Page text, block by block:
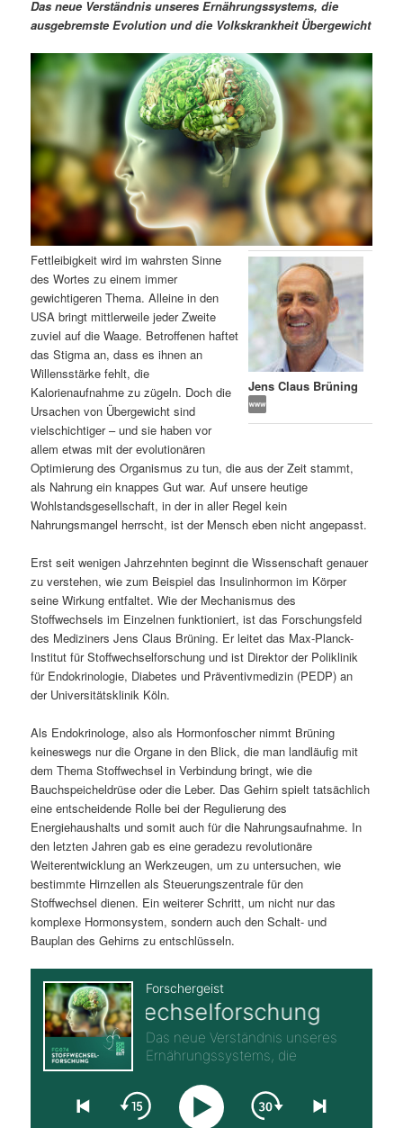
r
n
I
n
a
l
t
s
p
r
n
g
e
n
d
r
e
n
n
h
a
l
t
s
r
i
n
g
e
n
n
a
i
g
i
o
n
Das neue Verständnis unseres Ernährungssystems, die
ausgebremste Evolution und die Volkskrankheit Übergewicht
Jens Claus Brüning
Fettleibigkeit wird im wahrsten Sinne
des Wortes zu einem immer
gewichtigeren Thema. Alleine in den
USA bringt mittlerweile jeder Zweite
zuviel auf die Waage. Betroffenen haftet
das Stigma an, dass es ihnen an
Willensstärke fehlt, die
Kalorienaufnahme zu zügeln. Doch die
Ursachen von Übergewicht sind
vielschichtiger – und sie haben vor
allem etwas mit der evolutionären
Optimierung des Organismus zu tun, die aus der Zeit stammt,
als Nahrung ein knappes Gut war. Auf unsere heutige
Wohlstandsgesellschaft, in der in aller Regel kein
Nahrungsmangel herrscht, ist der Mensch eben nicht angepasst.
Erst seit wenigen Jahrzehnten beginnt die Wissenschaft genauer
zu verstehen, wie zum Beispiel das Insulinhormon im Körper
seine Wirkung entfaltet. Wie der Mechanismus des
Stoffwechsels im Einzelnen funktioniert, ist das Forschungsfeld
des Mediziners Jens Claus Brüning. Er leitet das Max-Planck-
Institut für Stoffwechselforschung und ist Direktor der Poliklinik
für Endokrinologie, Diabetes und Präventivmedizin (PEDP) an
der Universitätsklinik Köln.
Als Endokrinologe, also als Hormonfoscher nimmt Brüning
keineswegs nur die Organe in den Blick, die man landläufig mit
dem Thema Stoffwechsel in Verbindung bringt, wie die
Bauchspeicheldrüse oder die Leber. Das Gehirn spielt tatsächlich
eine entscheidende Rolle bei der Regulierung des
Energiehaushalts und somit auch für die Nahrungsaufnahme. In
den letzten Jahren gab es eine geradezu revolutionäre
Weiterentwicklung an Werkzeugen, um zu untersuchen, wie
bestimmte Hirnzellen als Steuerungszentrale für den
Stoffwechsel dienen. Ein weiterer Schritt, um nicht nur das
komplexe Hormonsystem, sondern auch den Schalt- und
Bauplan des Gehirns zu entschlüsseln.